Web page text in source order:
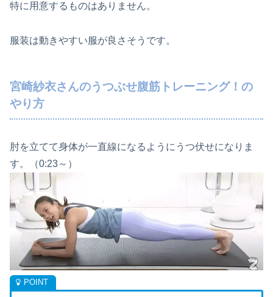
特に用意するものはありません。
服装は動きやすい服が良さそうです。
宮崎紗衣さんのうつぶせ腹筋トレーニング！の
やり方
肘を立てて身体が一直線になるようにうつ伏せになりま
す。（0:23～）